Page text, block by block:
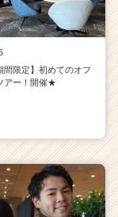
間限定】初めてのオフ
アー！開催★